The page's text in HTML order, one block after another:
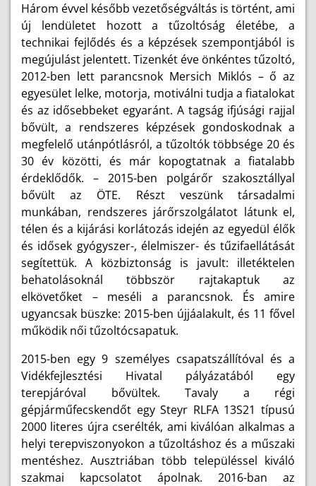
Három évvel később vezetőségváltás is történt, ami
új lendületet hozott a tűzoltóság életébe, a
technikai fejlődés és a képzések szempontjából is
megújulást jelentett. Tizenkét éve önkéntes tűzoltó,
2012-ben lett parancsnok Mersich Miklós – ő az
egyesület lelke, motorja, motiválni tudja a fiatalokat
és az idősebbeket egyaránt. A tagság ifjúsági rajjal
bővült, a rendszeres képzések gondoskodnak a
megfelelő utánpótlásról, a tűzoltók többsége 20 és
30 év közötti, és már kopogtatnak a fiatalabb
érdeklődők. – 2015-ben polgárőr szakosztállyal
bővült az ÖTE. Részt veszünk társadalmi
munkában, rendszeres járőrszolgálatot látunk el,
télen és a kijárási korlátozás idején az egyedül élők
és idősek gyógyszer-, élelmiszer- és tűzifaellátását
segítettük. A közbiztonság is javult: illetéktelen
behatolásoknál többször rajtakaptuk az
elkövetőket – meséli a parancsnok. És amire
ugyancsak büszke: 2015-ben újjáalakult, és 11 fővel
működik női tűzoltócsapatuk.
2015-ben egy 9 személyes csapatszállítóval és a
Vidékfejlesztési Hivatal pályázatából egy
terepjáróval bővültek. Tavaly a régi
gépjárműfecskendőt egy Steyr RLFA 13S21 típusú
2000 literes újra cserélték, ami kiválóan alkalmas a
helyi terepviszonyokon a tűzoltáshoz és a műszaki
mentéshez. Ausztriában több településsel kiváló
szakmai kapcsolatot ápolnak. 2016-ban az